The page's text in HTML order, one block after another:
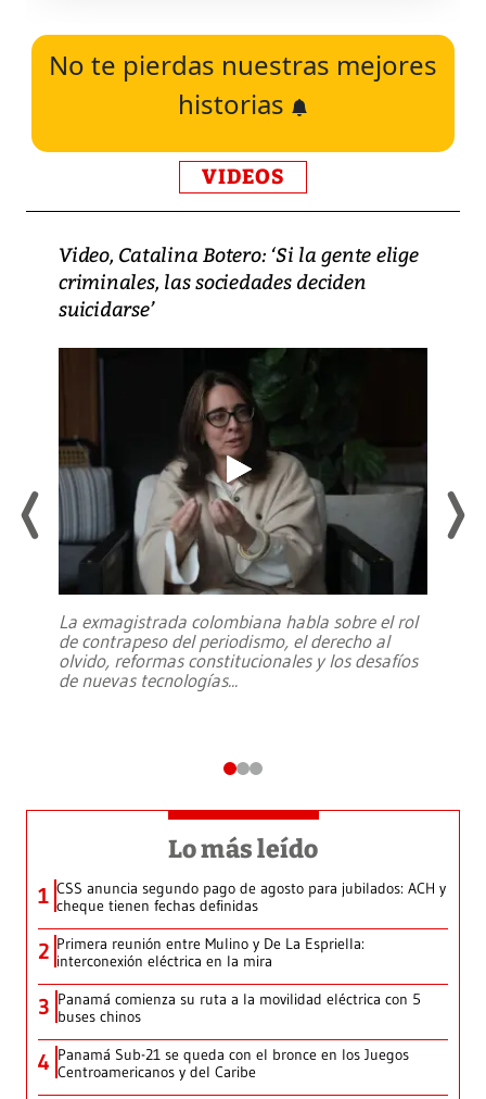
No te pierdas nuestras mejores
historias
VIDEOS
Video, Catalina Botero: ‘Si la gente elige
criminales, las sociedades deciden
suicidarse’
La exmagistrada colombiana habla sobre el rol
de contrapeso del periodismo, el derecho al
olvido, reformas constitucionales y los desafíos
de nuevas tecnologías...
Lo más leído
1 CSS anuncia segundo pago de agosto para jubilados: ACH y
cheque tienen fechas definidas
2 Primera reunión entre Mulino y De La Espriella:
interconexión eléctrica en la mira
3 Panamá comienza su ruta a la movilidad eléctrica con 5
buses chinos
4 Panamá Sub-21 se queda con el bronce en los Juegos
Centroamericanos y del Caribe